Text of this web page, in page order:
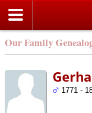
Our Family
1771 -